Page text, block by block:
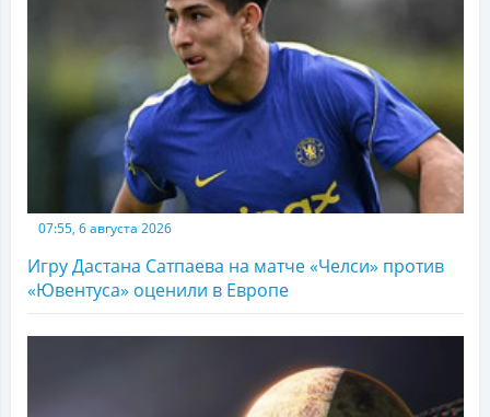
07:55, 6 августа 2026
Игру Дастана Сатпаева на матче «Челси» против
«Ювентуса» оценили в Европе